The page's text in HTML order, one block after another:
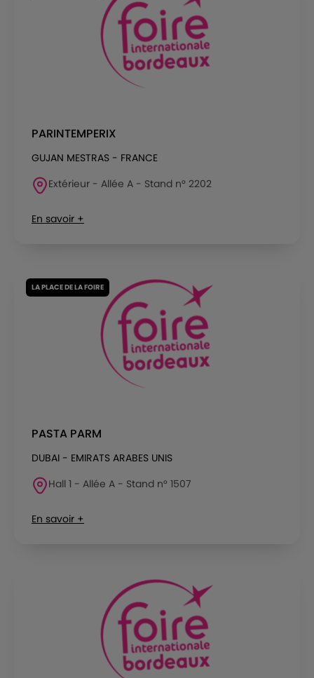
PARINTEMPERIX
GUJAN MESTRAS - FRANCE
Extérieur - Allée A - Stand n° 2202
En savoir +
LA PLACE DE LA FOIRE
PASTA PARM
DUBAI - EMIRATS ARABES UNIS
Hall 1 - Allée A - Stand n° 1507
En savoir +